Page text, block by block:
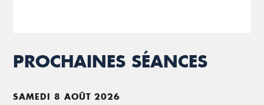
PROCHAINES SÉANCES
SAMEDI 8 AOÛT 2026